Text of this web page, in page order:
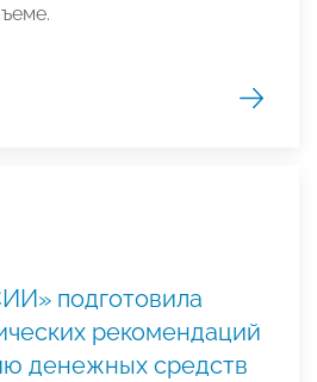
подготовила
рекомендаций
денежных средств